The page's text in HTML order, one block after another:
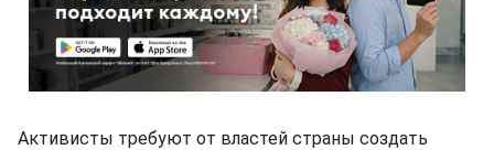
Активисты требуют от властей страны создать